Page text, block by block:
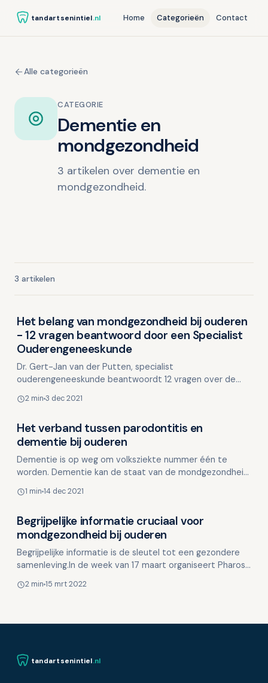
tandartsenintiel.nl Home Categorieën Contact
Alle categorieën
CATEGORIE
Dementie en
mondgezondheid
3 artikelen over dementie en
mondgezondheid.
3 artikelen
Dementie en mondgezondheid
Het belang van mondgezondheid bij ouderen
- 12 vragen beantwoord door een Specialist
Ouderengeneeskunde
Dr. Gert-Jan van der Putten, specialist
ouderengeneeskunde beantwoordt 12 vragen over de
verschil tussen e…
2 min 3 dec 2021
Dementie en mondgezondheid
Het verband tussen parodontitis en
dementie bij ouderen
Dementie is op weg om volksziekte nummer één te
worden. Dementie kan de staat van de mondgezondheid
verschenen…
1 min 14 dec 2021
Dementie en mondgezondheid
Begrijpelijke informatie cruciaal voor
mondgezondheid bij ouderen
Begrijpelijke informatie is de sleutel tot een gezondere
samenleving.In de week van 17 maart organiseert Pharos |
2 min 15 mrt 2022
tandartsenintiel.nl